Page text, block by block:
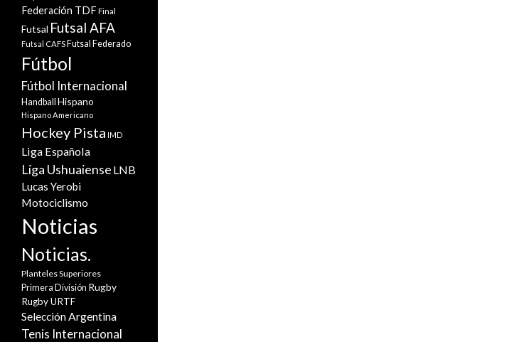
Federación TDF Final
Futsal Futsal AFA
Futsal CAFS Futsal Federado
Fútbol
Fútbol Internacional
Handball Hispano
Hispano Americano
Hockey Pista IMD
Liga Española
Liga Ushuaiense LNB
Lucas Yerobi
Motociclismo
Noticias
Noticias.
Planteles Superiores
Primera División Rugby
Rugby URTF
Selección Argentina
Tenis Internacional